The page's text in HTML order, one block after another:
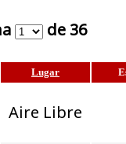
de 36
Lugar
Aire Libre